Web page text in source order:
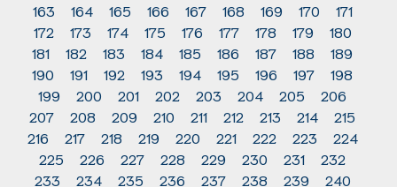
163
164 165 166 167 168 169 170
171
172
173 174 175 176 177 178 179
180
181
182 183 184 185 186 187 188
189
190
191 192 193 194 195 196 197
198
199
200 201 202 203 204 205
206
207
208 209 210 211 212 213 214
215
216
217 218 219 220 221 222 223
224
225
226 227 228 229 230 231
232
233
234 235 236 237 238 239
240